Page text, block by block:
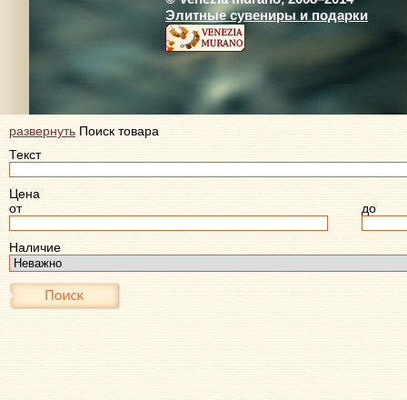
Элитные сувениры и подарки
развернуть Поиск товара
Текст
Цена
от
до
Наличие